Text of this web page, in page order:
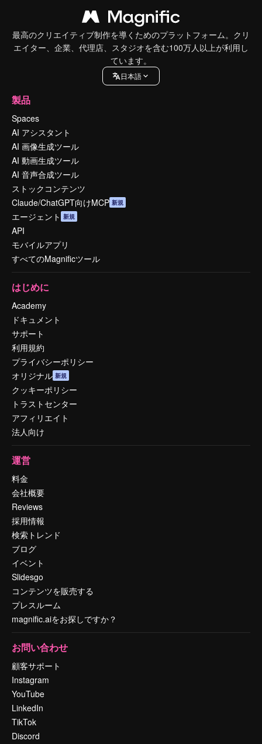
最高のクリエイティブ制作を導くためのプラットフォーム。クリ
エイター、企業、代理店、スタジオを含む100万人以上が利用し
ています。
日本語
製品
Spaces
AI アシスタント
AI 画像生成ツール
AI 動画生成ツール
AI 音声合成ツール
ストックコンテンツ
Claude/ChatGPT向けMCP 新規
エージェント 新規
API
モバイルアプリ
すべてのMagnificツール
はじめに
Academy
ドキュメント
サポート
利用規約
プライバシーポリシー
オリジナル 新規
クッキーポリシー
トラストセンター
アフィリエイト
法人向け
運営
料金
会社概要
Reviews
採用情報
検索トレンド
ブログ
イベント
Slidesgo
コンテンツを販売する
プレスルーム
magnific.aiをお探しですか？
お問い合わせ
顧客サポート
Instagram
YouTube
LinkedIn
TikTok
Discord